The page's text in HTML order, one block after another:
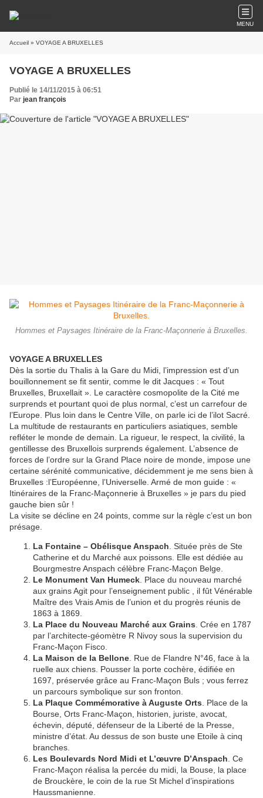
MENU
Accueil » VOYAGE A BRUXELLES
VOYAGE A BRUXELLES
Publié le 14/11/2015 à 06:51
Par jean françois
Hommes et Paysages Itinéraire de la Franc-Maçonnerie à Bruxelles.
VOYAGE A BRUXELLES
Dès la sortie du Thalis à la Gare du Midi, l’impression est d’un
bouillonnement se fit sentir, comme le dit Jacques : « Tout
Bruxelles, Bruxellait ». Le caractère cosmopolite de la Cité me
surprends et pourtant quoi de plus normal, c’est un carrefour de
l’Europe. Plus loin dans le Centre Ville, on parle ici de l’ilot Sacré.
La multitude de restaurants en particuliers asiatiques, semble
refléter le monde de demain. La rigueur, le respect, la civilité, la
gentillesse des Bruxellois surprends également. L’absence de
forces de l’ordre sur la Grand Place noire de monde, impose une
certaine sérénité communicative, décidemment je me sens bien à
Bruxelles :l’Européenne, l’Universelle. Armé de mon guide : «
Itinéraires de la Franc-Maçonnerie à Bruxelles » je pars du pied
gauche bien sûr !
La visite se décline en 24 points, comme sur la règle c’est un bon
présage.
La Fontaine – Obélisque Anspach . Située près de Ste
Catherine et du Marché aux poissons. Elle est dédiée au
Bourgmestre Anspach célèbre Franc-Maçon Belge.
Le Monument Van Humeck . Place du nouveau marché
aux grains Agit pour l’enseignement public , il fût Vénérable
Maître des Vrais Amis de l’union et du progrès réunis de
1863 à 1869.
La Place du Nouveau Marché aux Grains . Crée en 1787
par l’architecte-géomètre R Nivoy sous la supervision du
Franc-Maçon Fisco.
La Maison de la Bellone . Rue de Flandre N°46, face à la
ruelle aux chiens. Pousser la porte cochère, édifiée en
1697, préservée grâce au Franc-Maçon Buls ; vous ferrez
un parcours symbolique sur son fronton.
La Plaque Commémorative à Auguste Orts . Place de la
Bourse, Orts Franc-Maçon, historien, juriste, avocat,
échevin, député, défenseur de la Liberté de la Presse,
ministre d’état. Au dessus de son buste une Etoile à cinq
branches.
Les Boulevards Nord Midi et L’œuvre D’Anspach . Ce
Franc-Maçon réalisa la percée du midi, la Bouse, la place
de Brouckère, le coin de la rue St Michel d’inspirations
Haussmanienne.